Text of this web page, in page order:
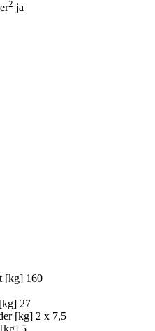
2 ja
[kg] 160
27
[kg] 2 x 7,5
5